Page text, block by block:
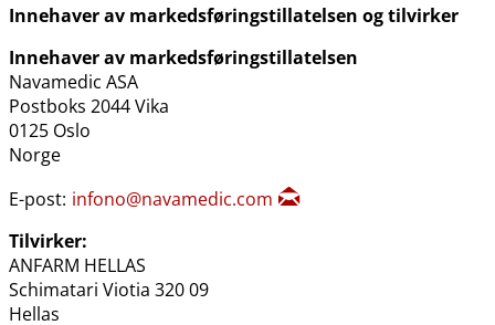
Innehaver av markedsføringstillatelsen og tilvirker
Innehaver av markedsføringstillatelsen
Navamedic ASA
Postboks 2044 Vika
0125 Oslo
Norge
E-post: infono@navamedic.com
Tilvirker:
ANFARM HELLAS
Schimatari Viotia 320 09
Hellas